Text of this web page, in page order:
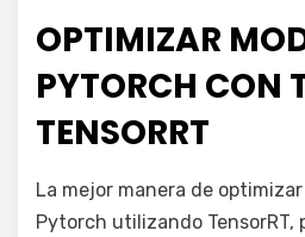
OPTIMIZAR
PYTORCH CON
TENSORRT
puig.alejandro24@gmail.com
La mejor manera de
Pytorch utilizando TensorRT,